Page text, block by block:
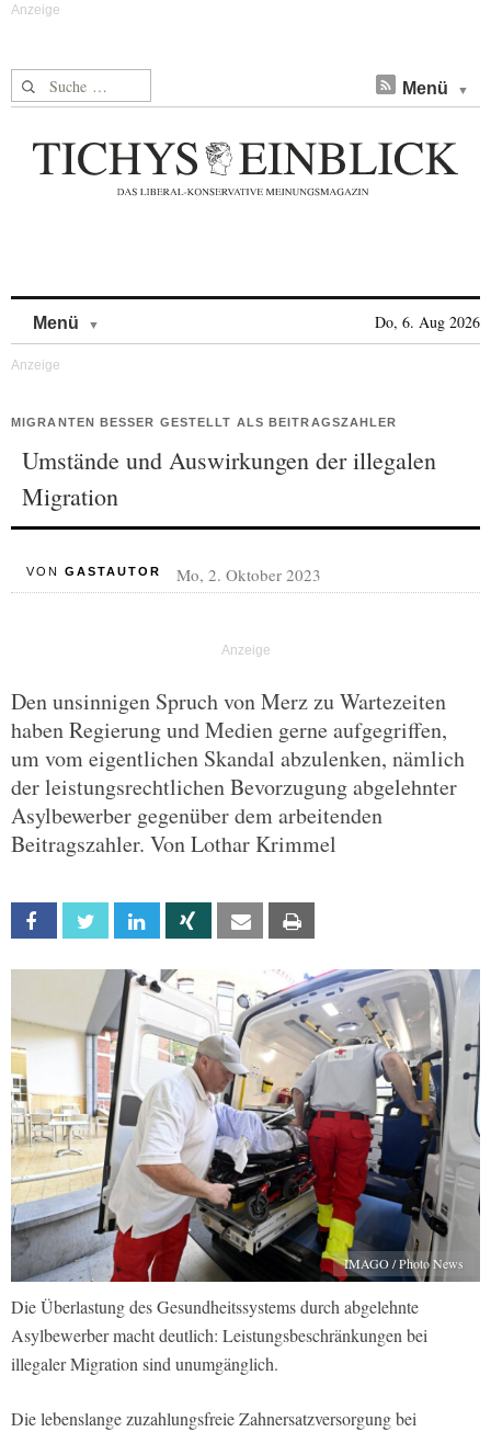
Suche nach: Menü
Menü Do, 6. Aug 2026
MIGRANTEN BESSER GESTELLT ALS BEITRAGSZAHLER
Umstände und Auswirkungen der illegalen
Migration
VON GASTAUTOR Mo, 2. Oktober 2023
Den unsinnigen Spruch von Merz zu Wartezeiten
haben Regierung und Medien gerne aufgegriffen,
um vom eigentlichen Skandal abzulenken, nämlich
der leistungsrechtlichen Bevorzugung abgelehnter
Asylbewerber gegenüber dem arbeitenden
Beitragszahler. Von Lothar Krimmel
Facebook Twitter Linkedin Xing Email
IMAGO / Photo News
Die Überlastung des Gesundheitssystems durch abgelehnte
Asylbewerber macht deutlich: Leistungsbeschränkungen bei
illegaler Migration sind unumgänglich.
Die lebenslange zuzahlungsfreie Zahnersatzversorgung bei